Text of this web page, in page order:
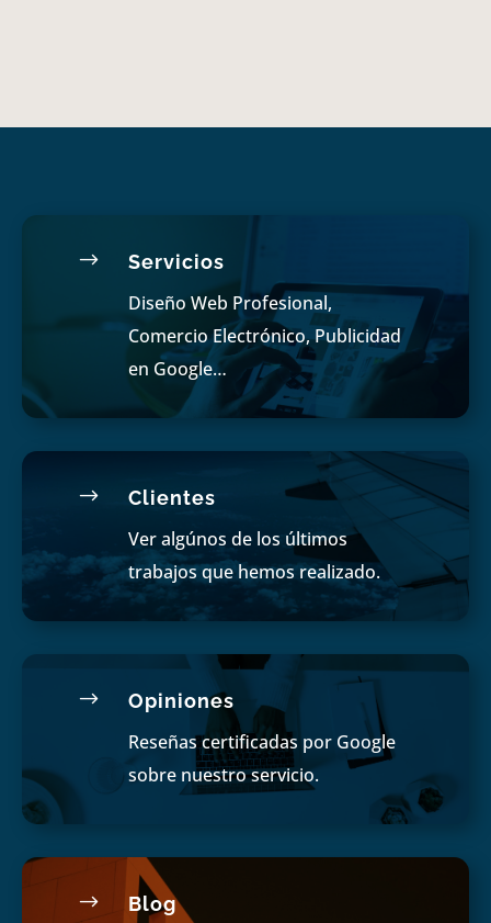
$ Servicios
Diseño Web Profesional,
Comercio Electrónico, Publicidad
en Google…
$ Clientes
Ver algúnos de los últimos
trabajos que hemos realizado.
$ Opiniones
Reseñas certificadas por Google
sobre nuestro servicio.
$ Blog